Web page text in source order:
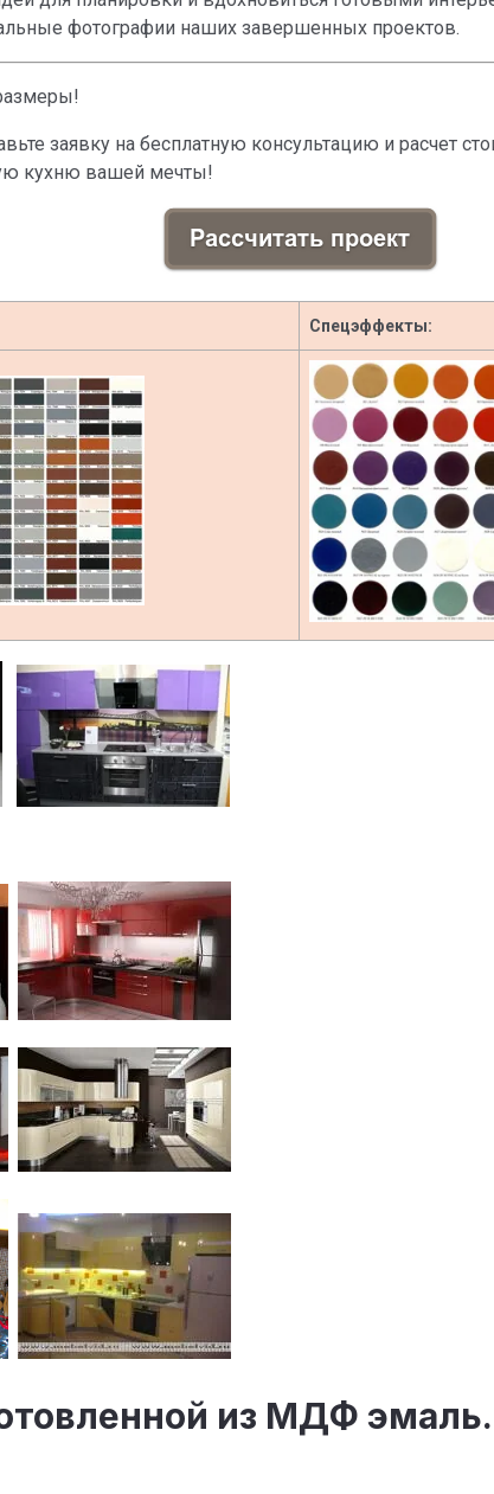
фотографии наших завершенных проектов.
заявку на бесплатную консультацию и расчет
кухню вашей мечты!
Спецэффекты:
из МДФ эмаль.